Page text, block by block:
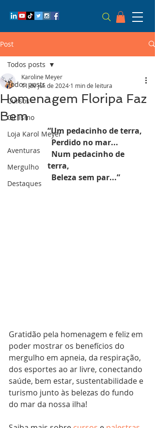
Post
Todos posts
Cursos
Ciclismo
Loja Karol Meyer
Aventuras
Mergulho
Destaques
Todos posts
Homenagem Floripa Faz
Bem
Karoline Meyer
11 de jul. de 2024 1 min de leitura
“Um pedacinho de terra,
  Perdido no mar...
terra,
  Beleza sem par...”
Gratidão pela homenagem e feliz em
poder mostrar os benefícios do
mergulho em apneia, da respiração,
dos esportes ao ar livre, conectando
saúde, bem estar, sustentabilidade e
turismo junto às belezas do fundo
do mar da nossa ilha!